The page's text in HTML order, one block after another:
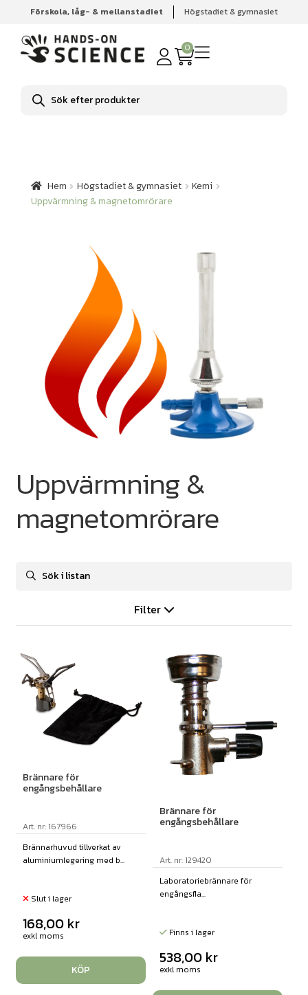
Förskola, låg- & mellanstadiet Högstadiet & gymnasiet
0
Produktsökning
Hem Högstadiet & gymnasiet Kemi
Uppvärmning &
magnetomrörare
Hem Högstadiet & gymnasiet
Kemi
Uppvärmning & magnetomrörare
Uppvärmning &
magnetomrörare
Filter
Brännare för
engångsbehållare
Art. nr: 167966
Brännarhuvud tillverkat av
aluminiumlegering med b...
Slut i lager
168,00 kr
exkl moms
KÖP
Brännare för
engångsbehållare
Art. nr: 129420
Laboratoriebrännare för
engångsfla...
Finns i lager
538,00 kr
exkl moms